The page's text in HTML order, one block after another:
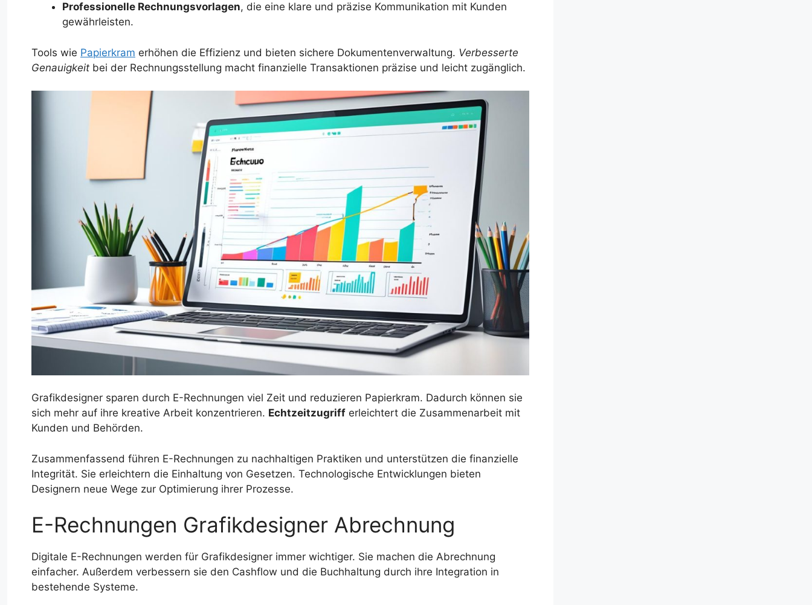
Professionelle Rechnungsvorlagen, die eine klare und präzise Kommunikation mit Kunden
gewährleisten.
Tools wie Papierkram erhöhen die Effizienz und bieten sichere Dokumentenverwaltung. Verbesserte
Genauigkeit bei der Rechnungsstellung macht finanzielle Transaktionen präzise und leicht zugänglich.
Grafikdesigner sparen durch E-Rechnungen viel Zeit und reduzieren Papierkram. Dadurch können sie
sich mehr auf ihre kreative Arbeit konzentrieren. Echtzeitzugriff erleichtert die Zusammenarbeit mit
Kunden und Behörden.
Zusammenfassend führen E-Rechnungen zu nachhaltigen Praktiken und unterstützen die finanzielle
Integrität. Sie erleichtern die Einhaltung von Gesetzen. Technologische Entwicklungen bieten
Designern neue Wege zur Optimierung ihrer Prozesse.
E-Rechnungen Grafikdesigner Abrechnung
Digitale E-Rechnungen werden für Grafikdesigner immer wichtiger. Sie machen die Abrechnung
einfacher. Außerdem verbessern sie den Cashflow und die Buchhaltung durch ihre Integration in
bestehende Systeme.